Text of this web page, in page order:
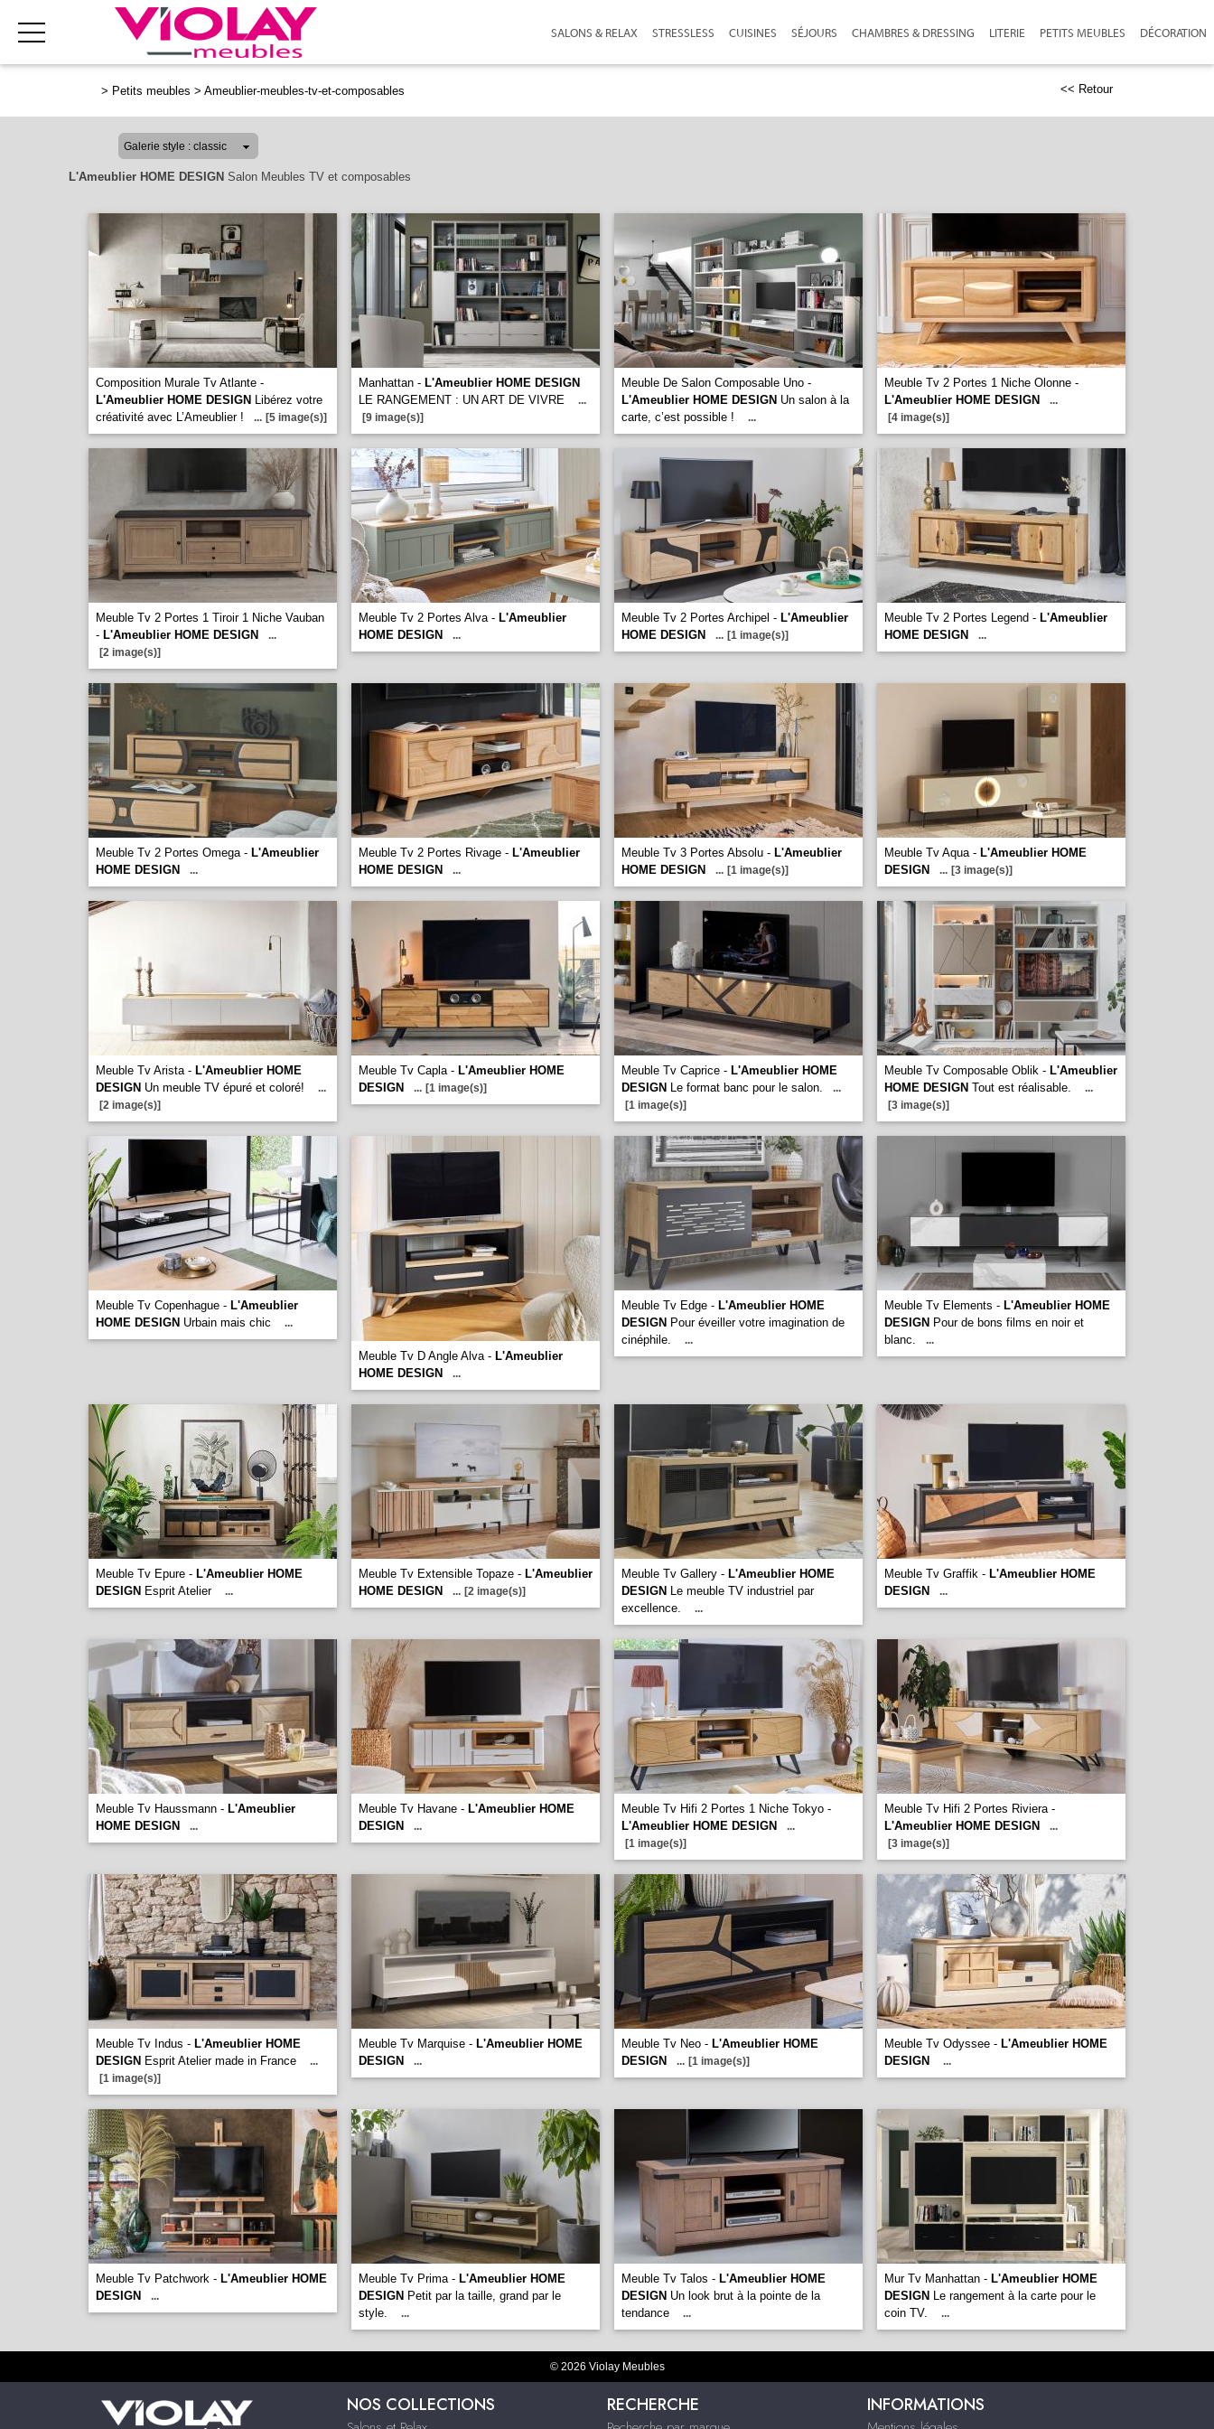
SALONS & RELAX STRESSLESS CUISINES SÉJOURS CHAMBRES & DRESSING LITERIE PETITS MEUBLES DÉCORATION
> Petits meubles > Ameublier-meubles-tv-et-composables << Retour
L'Ameublier HOME DESIGN Salon Meubles TV et composables
Composition Murale Tv Atlante -
L'Ameublier HOME DESIGN Libérez votre
créativité avec L’Ameublier !
... [5 image(s)]
Manhattan - L'Ameublier HOME DESIGN
LE RANGEMENT : UN ART DE VIVRE
...
[9 image(s)]
Meuble De Salon Composable Uno -
L'Ameublier HOME DESIGN Un salon à la
carte, c’est possible !
...
Meuble Tv 2 Portes 1 Niche Olonne -
L'Ameublier HOME DESIGN
...
[4 image(s)]
Meuble Tv 2 Portes 1 Tiroir 1 Niche Vauban
- L'Ameublier HOME DESIGN
...
[2 image(s)]
Meuble Tv 2 Portes Alva - L'Ameublier
HOME DESIGN
...
Meuble Tv 2 Portes Archipel - L'Ameublier
HOME DESIGN
... [1 image(s)]
Meuble Tv 2 Portes Legend - L'Ameublier
HOME DESIGN
...
Meuble Tv 2 Portes Omega - L'Ameublier
HOME DESIGN
...
Meuble Tv 2 Portes Rivage - L'Ameublier
HOME DESIGN
...
Meuble Tv 3 Portes Absolu - L'Ameublier
HOME DESIGN
... [1 image(s)]
Meuble Tv Aqua - L'Ameublier HOME
DESIGN
... [3 image(s)]
Meuble Tv Arista - L'Ameublier HOME
DESIGN Un meuble TV épuré et coloré!
...
[2 image(s)]
Meuble Tv Capla - L'Ameublier HOME
DESIGN
... [1 image(s)]
Meuble Tv Caprice - L'Ameublier HOME
DESIGN Le format banc pour le salon.
...
[1 image(s)]
Meuble Tv Composable Oblik - L'Ameublier
HOME DESIGN Tout est réalisable.
...
[3 image(s)]
Meuble Tv Copenhague - L'Ameublier
HOME DESIGN Urbain mais chic ...
Meuble Tv D Angle Alva - L'Ameublier
HOME DESIGN
...
Meuble Tv Edge - L'Ameublier HOME
DESIGN Pour éveiller votre imagination de
cinéphile.
...
Meuble Tv Elements - L'Ameublier HOME
DESIGN Pour de bons films en noir et
blanc.
...
Meuble Tv Epure - L'Ameublier HOME
DESIGN Esprit Atelier ...
Meuble Tv Extensible Topaze - L'Ameublier
HOME DESIGN
... [2 image(s)]
Meuble Tv Gallery - L'Ameublier HOME
DESIGN Le meuble TV industriel par
excellence.
...
Meuble Tv Graffik - L'Ameublier HOME
DESIGN
...
Meuble Tv Haussmann - L'Ameublier
HOME DESIGN
...
Meuble Tv Havane - L'Ameublier HOME
DESIGN
...
Meuble Tv Hifi 2 Portes 1 Niche Tokyo -
L'Ameublier HOME DESIGN
...
[1 image(s)]
Meuble Tv Hifi 2 Portes Riviera -
L'Ameublier HOME DESIGN
...
[3 image(s)]
Meuble Tv Indus - L'Ameublier HOME
DESIGN Esprit Atelier made in France
...
[1 image(s)]
Meuble Tv Marquise - L'Ameublier HOME
DESIGN
...
Meuble Tv Neo - L'Ameublier HOME
DESIGN
... [1 image(s)]
Meuble Tv Odyssee - L'Ameublier HOME
DESIGN
...
Meuble Tv Patchwork - L'Ameublier HOME
DESIGN
...
Meuble Tv Prima - L'Ameublier HOME
DESIGN Petit par la taille, grand par le
style.
...
Meuble Tv Talos - L'Ameublier HOME
DESIGN Un look brut à la pointe de la
tendance
...
Mur Tv Manhattan - L'Ameublier HOME
DESIGN Le rangement à la carte pour le
coin TV.
...
© 2026 Violay Meubles
NOS COLLECTIONS RECHERCHE INFORMATIONS